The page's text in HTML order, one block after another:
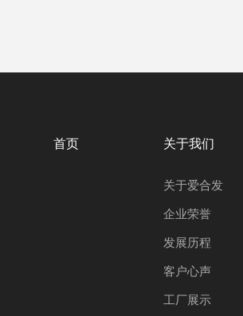
首页 关于我们
关于爱合发
企业荣誉
发展历程
客户心声
工厂展示